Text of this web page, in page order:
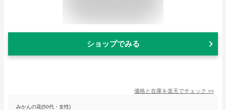
ショップでみる
価格と在庫を楽天でチェック >>
みかんの花(50代・女性)